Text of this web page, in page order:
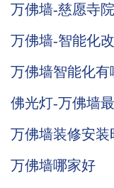
万佛墙-慈愿寺
万佛墙-智能化
万佛墙智能化有
佛光灯-万佛墙
万佛墙装修安
万佛墙哪家好